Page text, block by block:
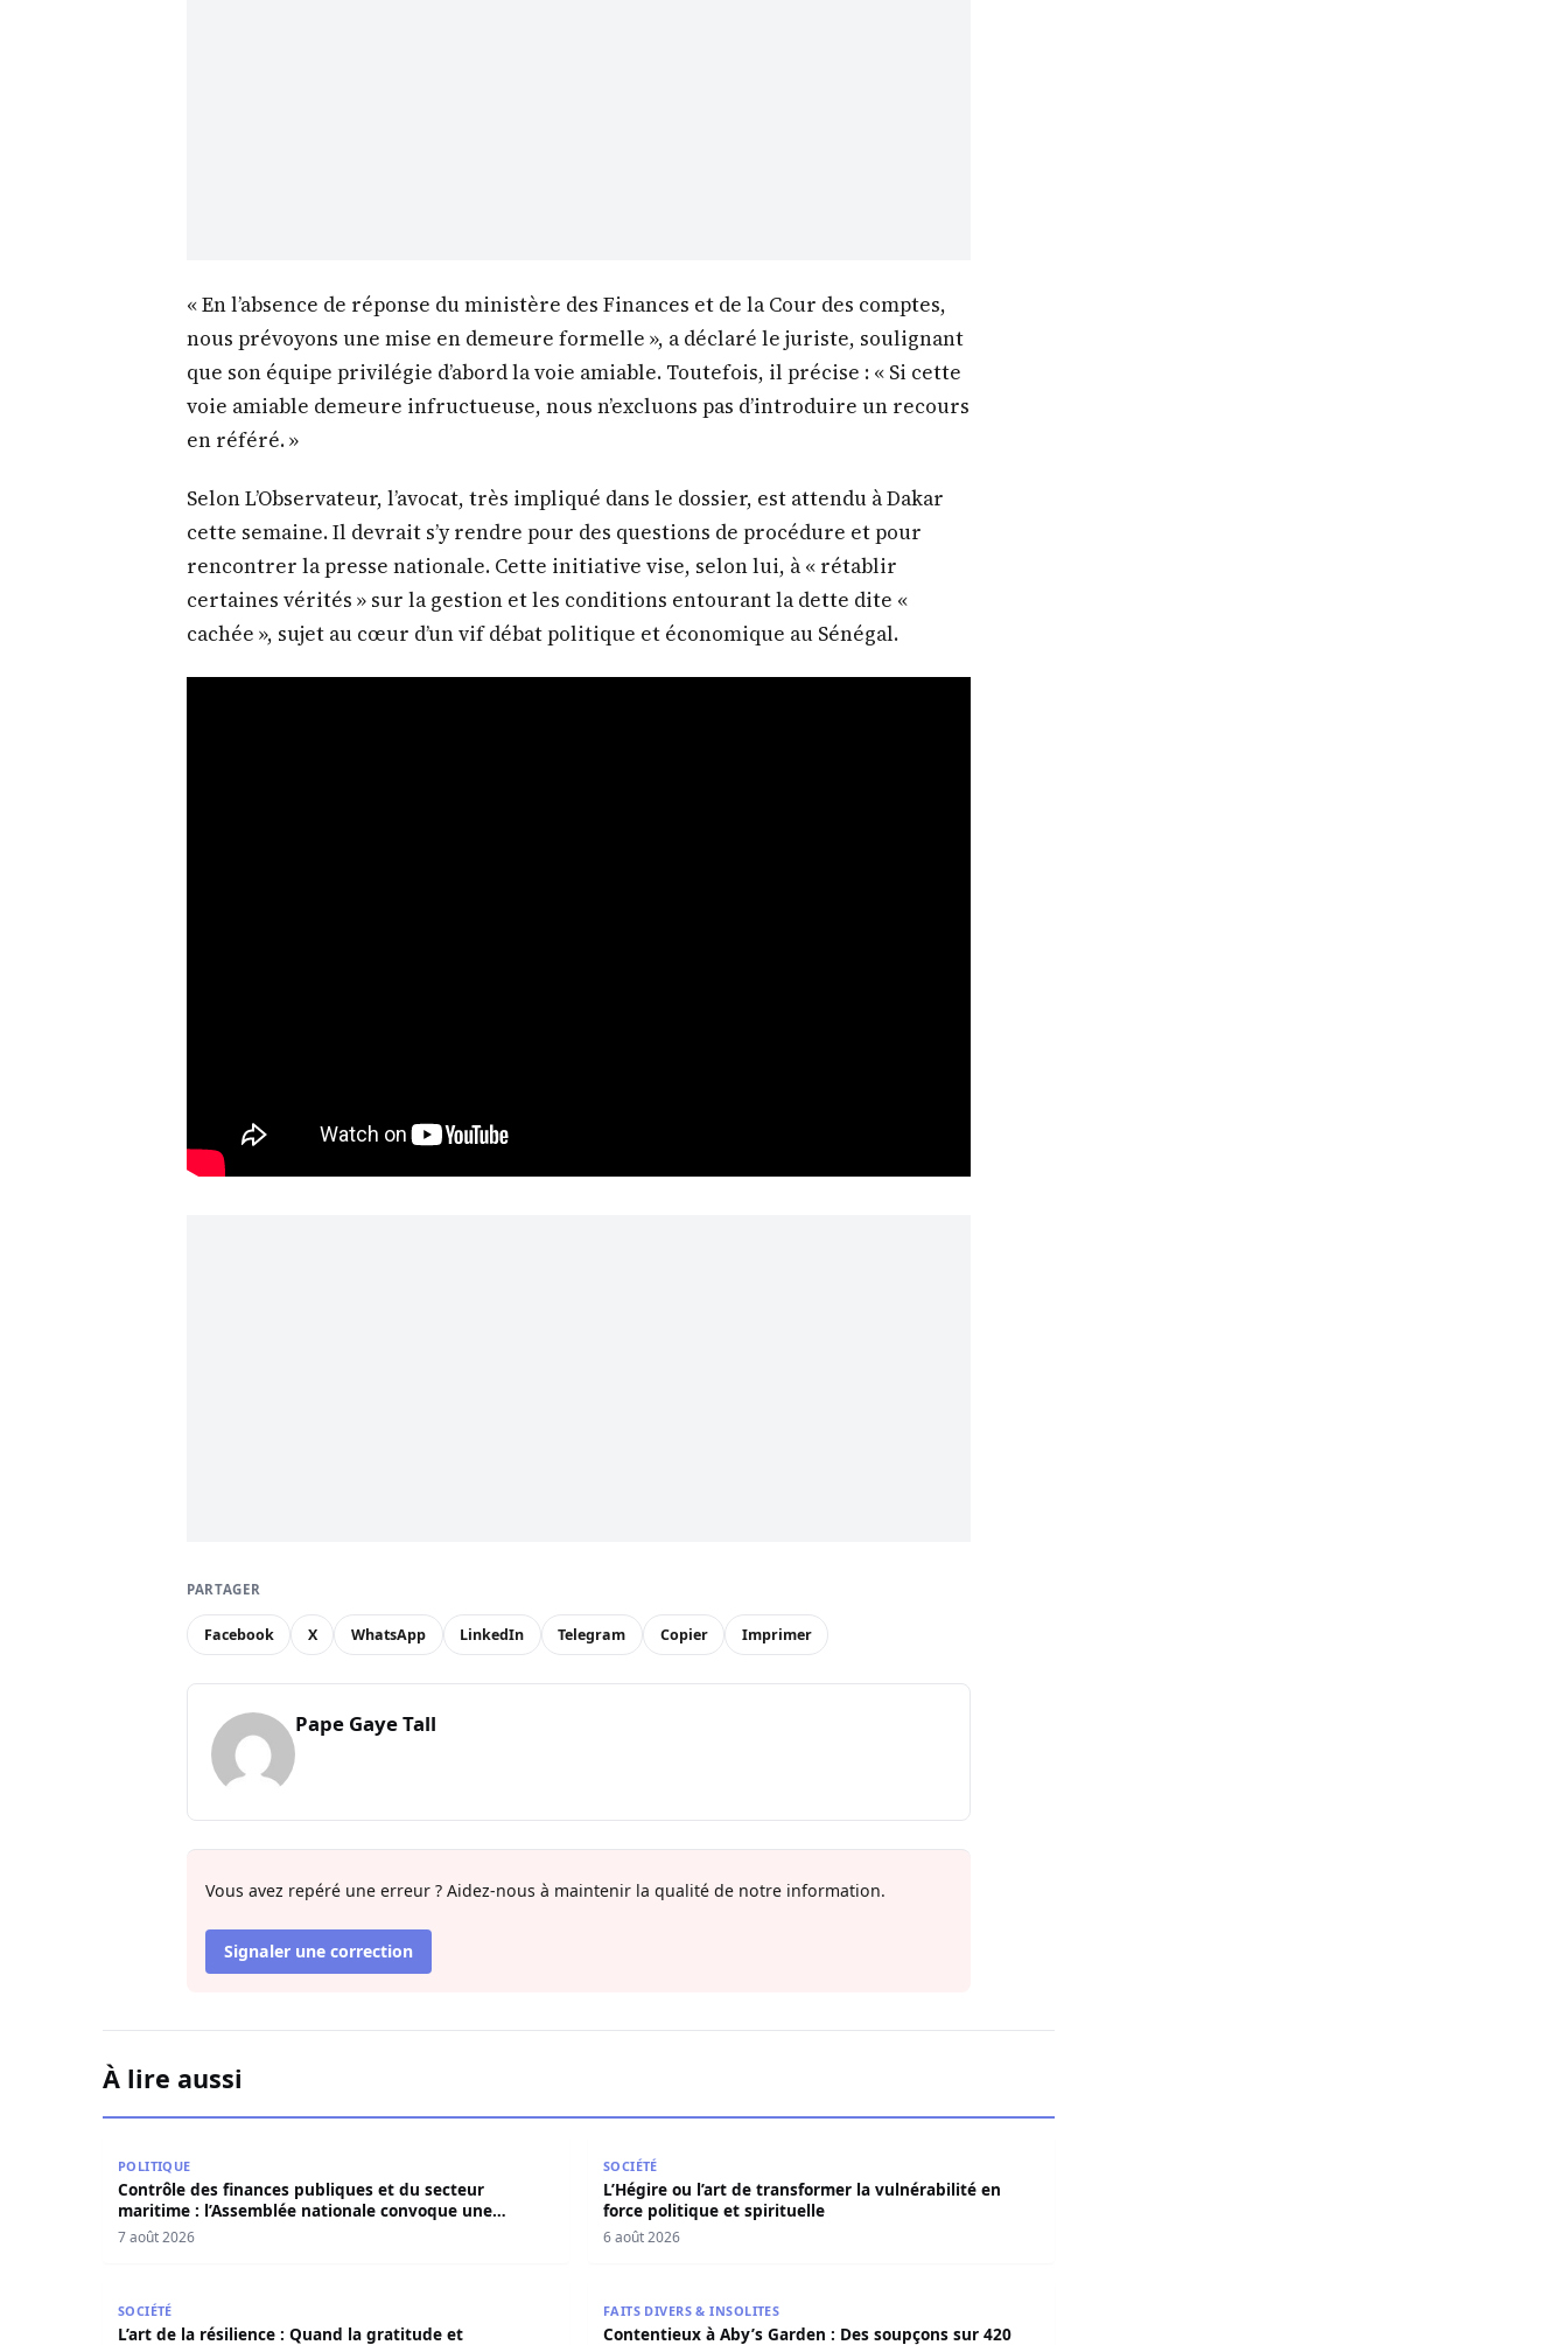
« En l’absence de réponse du ministère des Finances et de la Cour des comptes,
nous prévoyons une mise en demeure formelle », a déclaré le juriste, soulignant
que son équipe privilégie d’abord la voie amiable. Toutefois, il précise : « Si cette
voie amiable demeure infructueuse, nous n’excluons pas d’introduire un recours
en référé. »
Selon L’Observateur, l’avocat, très impliqué dans le dossier, est attendu à Dakar
cette semaine. Il devrait s’y rendre pour des questions de procédure et pour
rencontrer la presse nationale. Cette initiative vise, selon lui, à « rétablir
certaines vérités » sur la gestion et les conditions entourant la dette dite «
cachée », sujet au cœur d’un vif débat politique et économique au Sénégal.
PARTAGER
Facebook X WhatsApp LinkedIn Telegram Copier Imprimer
Pape Gaye Tall
Vous avez repéré une erreur ? Aidez-nous à maintenir la qualité de notre information.
Signaler une correction
À lire aussi
POLITIQUE
Contrôle des finances publiques et du secteur
maritime : l’Assemblée nationale convoque une
session extraordinaire
7 août 2026
SOCIÉTÉ
L’Hégire ou l’art de transformer la vulnérabilité en
force politique et spirituelle
6 août 2026
SOCIÉTÉ
L’art de la résilience : Quand la gratitude et
FAITS DIVERS & INSOLITES
Contentieux à Aby’s Garden : Des soupçons sur 420